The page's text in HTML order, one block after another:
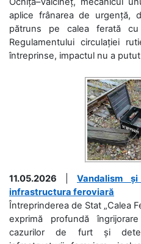
aplice frânarea de urgență,
pătruns pe calea ferată cu
Regulamentului circulației
întreprinse, impactul nu a
11.05.2026
Vandalism
infrastructura feroviară
Întreprinderea de Stat „Calea
exprimă profundă
cazurilor de furt și